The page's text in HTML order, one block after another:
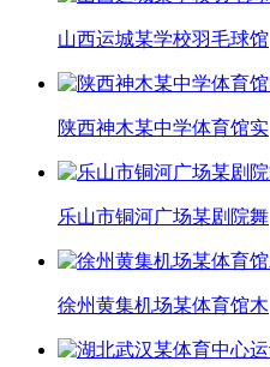
山西运城某学校羽毛球馆
陕西神木某中学体育馆实
乐山市铜河广场某剧院舞
徐州黄集机场某体育馆木